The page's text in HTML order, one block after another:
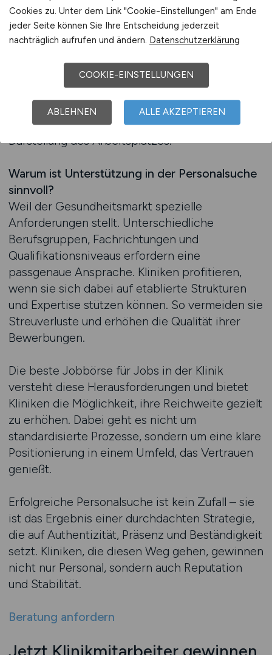
Professionelle Unterstützung kann dabei ein
entscheidender Erfolgsfaktor sein. Sie hilft, die
eigene Arbeitgebermarke zu analysieren,
Kommunikationsstrategien gezielt auszurichten.
In einem Umfeld, das von Fachkräftemangel und
steigendem Wettbewerb geprägt ist, zählt jedes
Detail: von der Sprache der Anzeige bis zur
Darstellung des Arbeitsplatzes.
Warum ist Unterstützung in der Personalsuche
sinnvoll?
Weil der Gesundheitsmarkt spezielle
Anforderungen stellt. Unterschiedliche
Berufsgruppen, Fachrichtungen und
Qualifikationsniveaus erfordern eine
passgenaue Ansprache. Kliniken profitieren,
wenn sie sich dabei auf etablierte Strukturen
und Expertise stützen können. So vermeiden sie
Streuverluste und erhöhen die Qualität ihrer
Bewerbungen.
Die beste Jobbörse für Jobs in der Klinik
versteht diese Herausforderungen und bietet
Kliniken die Möglichkeit, ihre Reichweite gezielt
zu erhöhen. Dabei geht es nicht um
standardisierte Prozesse, sondern um eine klare
Positionierung in einem Umfeld, das Vertrauen
genießt.
Erfolgreiche Personalsuche ist kein Zufall – sie
ist das Ergebnis einer durchdachten Strategie,
die auf Authentizität, Präsenz und Beständigkeit
setzt. Kliniken, die diesen Weg gehen, gewinnen
nicht nur Personal, sondern auch Reputation
und Stabilität.
Beratung anfordern
Cookies zu. Unter dem Link "Cookie-Einstellungen" am Ende
jeder Seite können Sie Ihre Entscheidung jederzeit
nachträglich aufrufen und ändern. Datenschutzerklärung
COOKIE-EINSTELLUNGEN
ABLEHNEN ALLE AKZEPTIEREN